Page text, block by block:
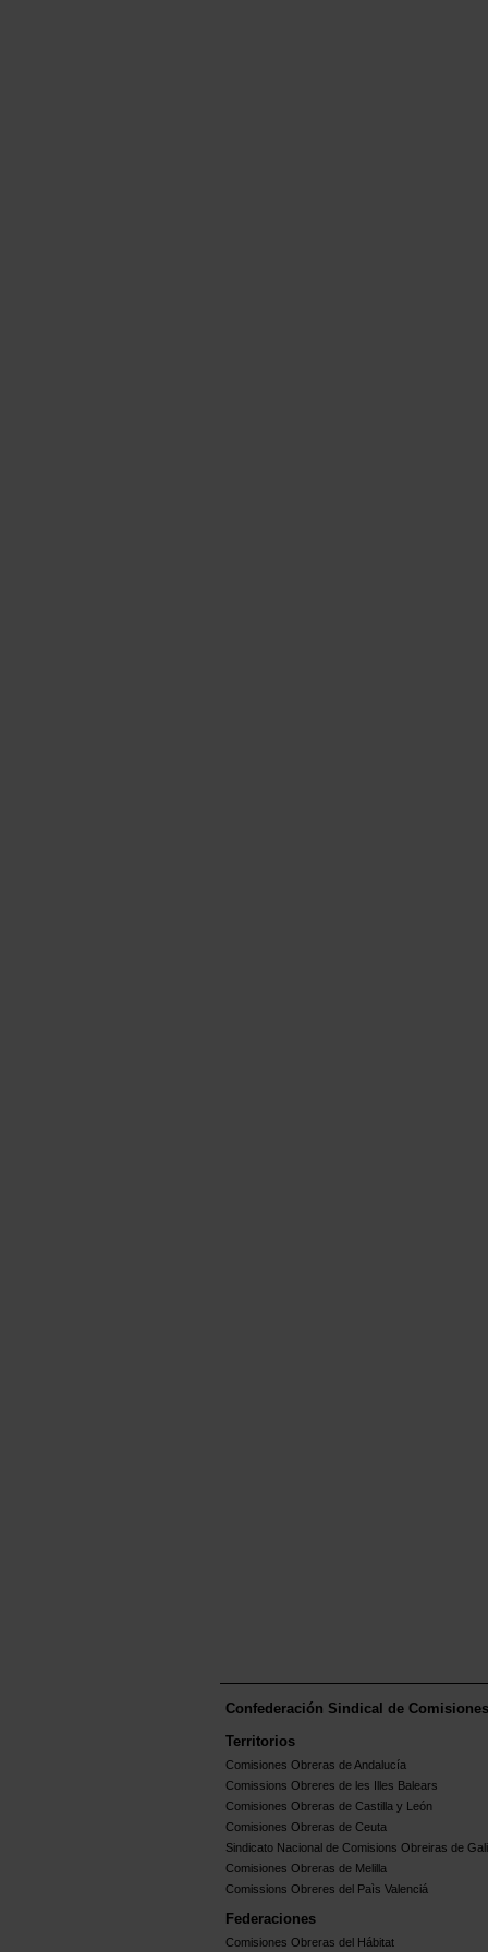
Confederación Sindical de
Territorios
Comisiones Obreras de Andalucía
Comissions Obreres de les Illes Balears
Comisiones Obreras de Castilla y León
Comisiones Obreras de Ceuta
Sindicato Nacional de Comisions Obreiras de
Comisiones Obreras de Melilla
Comissions Obreres del Paìs Valenciá
Federaciones
Comisiones Obreras del Hábitat